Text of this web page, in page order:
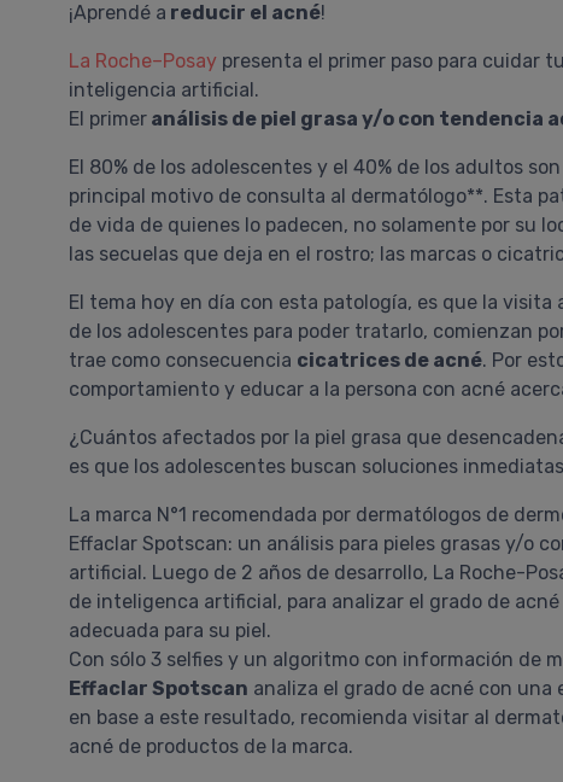
¡Aprendé a reducir el acné!
La Roche–Posay presenta el primer paso para cuidar
inteligencia artificial.
El primer análisis de piel grasa y/o con tendencia
El 80% de los adolescentes y el 40% de los adultos
principal motivo de consulta al dermatólogo**. Esta
de vida de quienes lo padecen, no solamente por su
las secuelas que deja en el rostro; las marcas o
El tema hoy en día con esta patología, es que la
de los adolescentes para poder tratarlo, comienzan
trae como consecuencia cicatrices de acné. Por
comportamiento y educar a la persona con acné
¿Cuántos afectados por la piel grasa que
es que los adolescentes buscan soluciones
La marca N°1 recomendada por dermatólogos de
Effaclar Spotscan: un análisis para pieles grasas y/o
artificial. Luego de 2 años de desarrollo, La Roche-
de inteligenca artificial, para analizar el grado de
adecuada para su piel.
Con sólo 3 selfies y un algoritmo con información de
Effaclar Spotscan analiza el grado de acné con una
en base a este resultado, recomienda visitar al
acné de productos de la marca.